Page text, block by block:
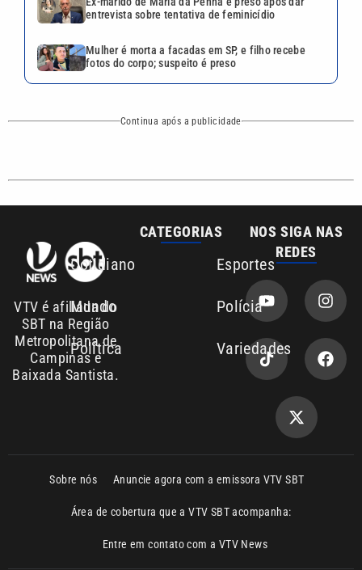
VTV é afiliada do
SBT na Região
Cotidiano Esportes
Mundo Polícia
REDES
Anuncie agora com a emissora VTV SBT
Área de cobertura que a VTV SBT acompanha:
Entre em contato com a VTV News
Copyright © 2026. Todos os direitos
reservados | Empresa de Comunicação PRM
Política de privacidade